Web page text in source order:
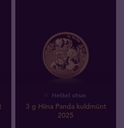
Hetkel otsas
3 g Hiina Panda kuldmünt
2025